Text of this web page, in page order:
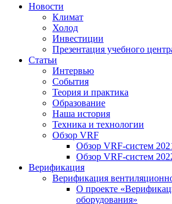
Новости
Климат
Холод
Инвестиции
Презентация учебного
Статьи
Интервью
События
Теория и практика
Образование
Наша история
Техника и технологии
Обзор VRF
Обзор VRF-систем
Обзор VRF-систем
Верификация
Верификация
О проекте
оборудования»